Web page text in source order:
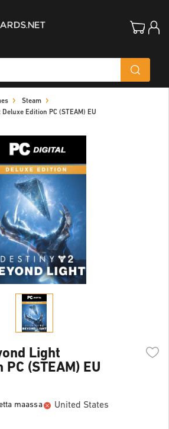
Steam
Edition PC (STEAM) EU
Light
(STEAM) EU
maassa United States